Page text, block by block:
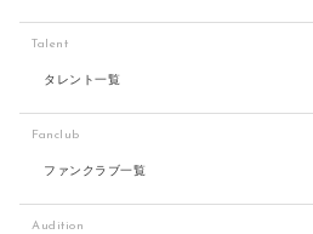
Talent
タレント一覧
Fanclub
ファンクラブ一覧
Audition